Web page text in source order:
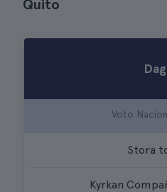
Quito
Voto
Stora
Kyrkan